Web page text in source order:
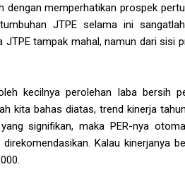
memperhatikan prospek
JTPE selama ini
JTPE tampak mahal, namun dari sisi
kecilnya perolehan laba bersih
kita bahas diatas, trend kinerja
signifikan, maka PER-nya
Kalau kinerjanya